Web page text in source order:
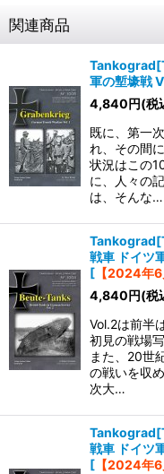
関連商品
軍の塹壕戦
4,840円(税
既に、第一
れ、その間
状況はこの
に、人々の
は、そんな…
戦車 ドイツ
[ 【2024年6
4,840円(税
Vol.2は前半
初見の戦場
また、20世
の戦いを収
次大…
戦車 ドイツ
[ 【2024年